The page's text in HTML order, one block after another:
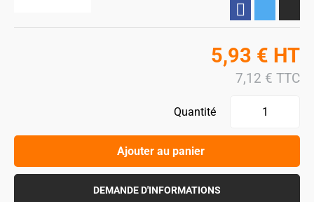
5,93 € HT
7,12 € TTC
Quantité
Ajouter au panier
DEMANDE D'INFORMATIONS